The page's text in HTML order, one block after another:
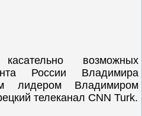
возможных
России Владимира
лидером Владимиром
телеканал CNN Turk.